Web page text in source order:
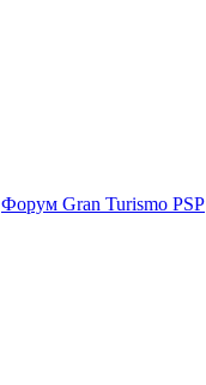
Форум Gran Turismo PSP